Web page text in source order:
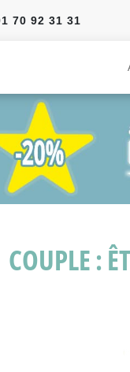
70 92 31 31
COUPLE :